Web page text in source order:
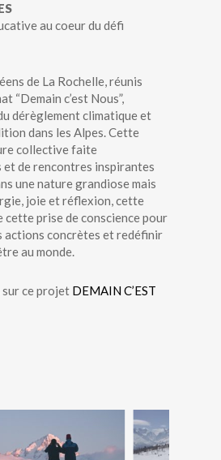
au coeur du défi
de La Rochelle, réunis
“Demain c’est Nous”,
dérèglement climatique et
dans les Alpes. Cette
collective faite
et de rencontres inspirantes
une nature grandiose mais
joie et réflexion, cette
cette prise de conscience pour
actions concrètes et redéfinir
au monde.
sur ce projet DEMAIN C’EST